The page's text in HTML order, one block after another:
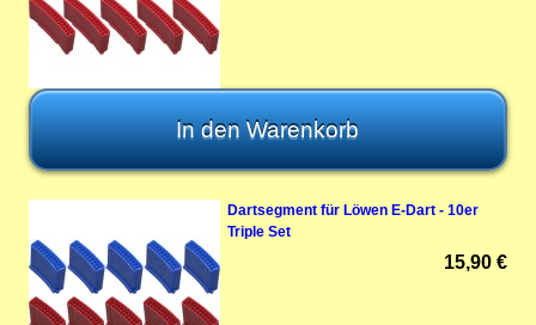
Dartsegment für Löwen E-Dart - 10er
Triple Set
15,90 €